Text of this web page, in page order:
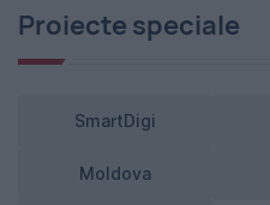
Proiecte speciale
SmartDigi
Moldova